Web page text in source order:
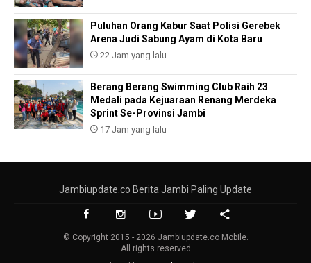
Puluhan Orang Kabur Saat Polisi Gerebek
Arena Judi Sabung Ayam di Kota Baru
22 Jam yang lalu
Berang Berang Swimming Club Raih 23
Medali pada Kejuaraan Renang Merdeka
Sprint Se-Provinsi Jambi
17 Jam yang lalu
Jambiupdate.co Berita Jambi Paling Update
© Copyright 2015 - 2026 Jambiupdate.co Mobile.
All rights reserved